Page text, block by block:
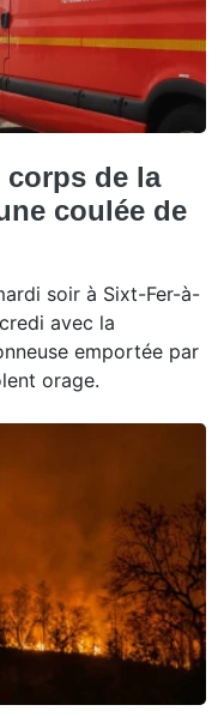
corps de la
coulée de
soir à Sixt-Fer-à-
avec la
emportée par
orage.